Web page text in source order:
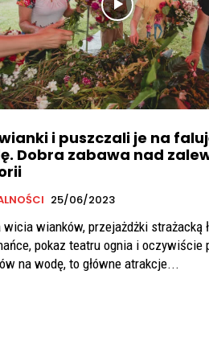
i puszczali je na
Dobra zabawa nad
25/06/2023
wicia wianków, przejażdżki strażacką
pokaz teatru ognia i oczywiście
na wodę, to główne atrakcje...